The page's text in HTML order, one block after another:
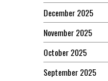
December 2025
November 2025
October 2025
September 2025